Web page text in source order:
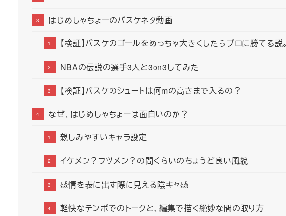
はじめしゃちょーのバスケネタ動画
【検証】バスケのゴールをめっちゃ大きくしたらプロに勝てる説。
NBAの伝説の選手3人と3on3してみた
【検証】バスケのシュートは何mの高さまで入るの？
なぜ、はじめしゃちょーは面白いのか？
親しみやすいキャラ設定
イケメン？フツメン？の間くらいのちょうど良い風貌
感情を表に出す際に見える陰キャ感
軽快なテンポでのトークと、編集で描く絶妙な間の取り方